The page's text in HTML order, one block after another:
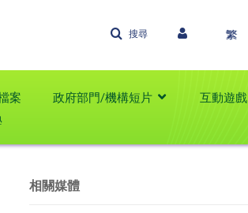
搜尋
案 政府部門/機構短片
互動遊戲
相關媒體